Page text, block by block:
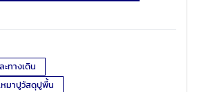
ทางเดิน
หมาปูวัสดุปูพื้น